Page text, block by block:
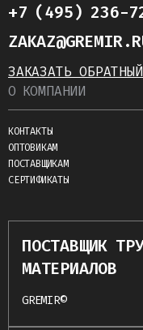
+7 (495) 236-
ЗАКАЗАТЬ
О КОМПАНИИ
КОНТАКТЫ
ОПТОВИКАМ
ПОСТАВЩИКАМ
СЕРТИФИКАТЫ
ПОСТАВЩИК
МАТЕРИАЛОВ
GREMIR©